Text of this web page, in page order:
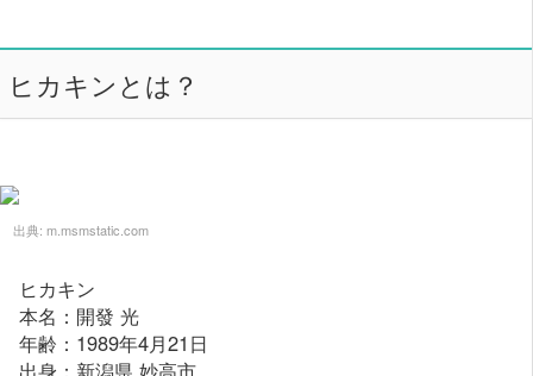
ヒカキンとは？
出典: m.msmstatic.com
ヒカキン
本名：開發 光
年齢：1989年4月21日
出身：新潟県 妙高市